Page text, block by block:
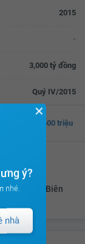
2015
-
3,000 tỷ đồng
Quý IV/2015
600 triệu
1 tỉnh Điện Biên
✕
ý?
nhé.
nhà